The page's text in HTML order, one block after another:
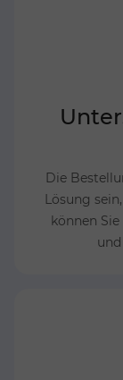
Die
Lösung
können